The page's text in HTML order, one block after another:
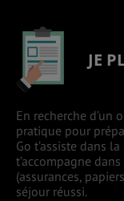
JE
En recherche
pratique pour
Go t’assiste dans
t’accompagne
(assurances,
séjour réussi.